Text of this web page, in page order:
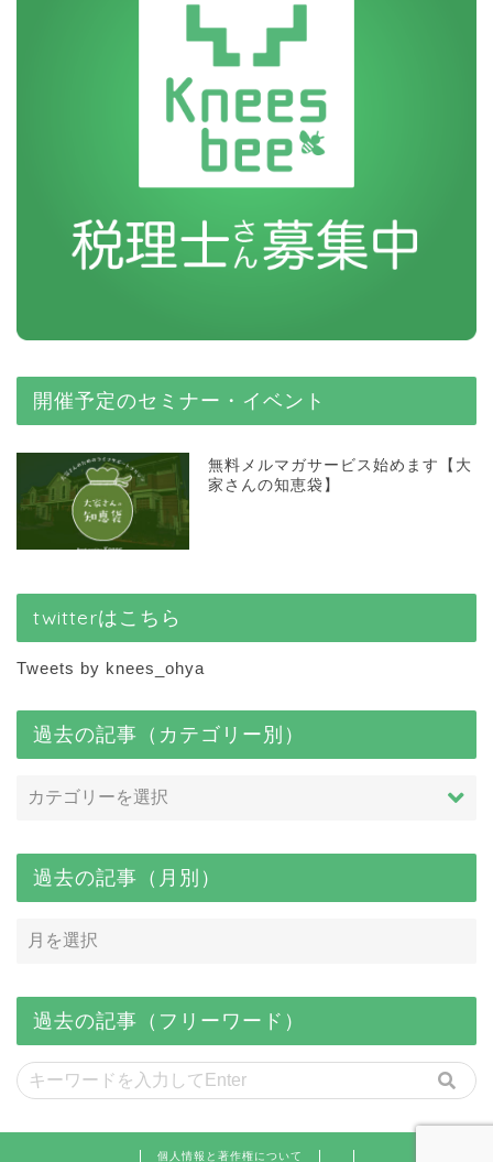
開催予定のセミナー・イベント
無料メルマガサービス始めます【大
家さんの知恵袋】
twitterはこちら
Tweets by knees_ohya
過去の記事（カテゴリー別）
過去の記事（月別）
過去の記事（フリーワード）
個人情報と著作権について